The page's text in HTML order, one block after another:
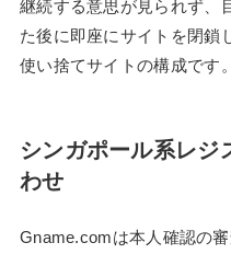
継続する意思が見られず、
た後に即座にサイトを閉鎖
使い捨てサイトの構成です。
シンガポール系レジ
わせ
Gname.comは本人確認の